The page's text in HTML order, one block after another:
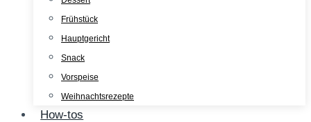
Frühstück
Hauptgericht
Snack
Vorspeise
Weihnachtsrezepte
How-tos